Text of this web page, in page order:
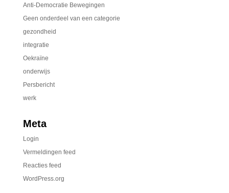
Anti-Democratie Bewegingen
Geen onderdeel van een categorie
gezondheid
integratie
Oekraïne
onderwijs
Persbericht
werk
Meta
Login
Vermeldingen feed
Reacties feed
WordPress.org